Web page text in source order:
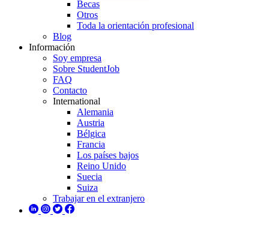
Becas
Otros
Toda la orientación profesional
Blog
Información
Soy empresa
Sobre StudentJob
FAQ
Contacto
International
Alemania
Austria
Bélgica
Francia
Los países bajos
Reino Unido
Suecia
Suiza
Trabajar en el extranjero